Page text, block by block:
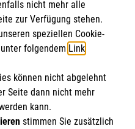
abonnieren
Impressum|Datenschutz
| Sharepoint|Mediathek
nicht mehr alle
zur Verfügung stehen.
speziellen Cookie-
folgendem Link.
können nicht abgelehnt
Seite dann nicht mehr
kann.
stimmen Sie zusätzlich